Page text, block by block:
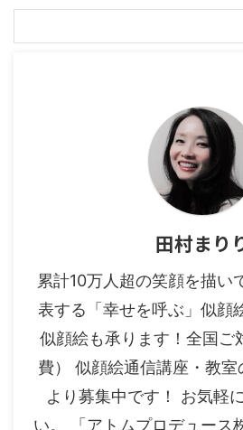
田村まり
累計10万人超の笑顔を描い
表する「幸せを呼ぶ」似顔
似顔絵も承ります！全国ご
費） 似顔絵通信講座・教室
より募集中です！ お気軽
い。 「アトムプロデュース